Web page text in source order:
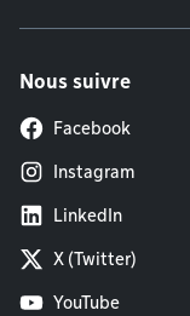
Nous suivre
Facebook
Instagram
LinkedIn
X (Twitter)
YouTube